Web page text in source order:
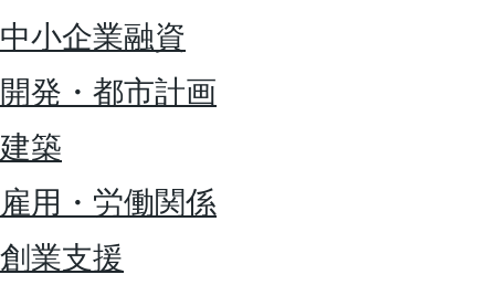
中小企業融資
開発・都市計画
建築
雇用・労働関係
創業支援